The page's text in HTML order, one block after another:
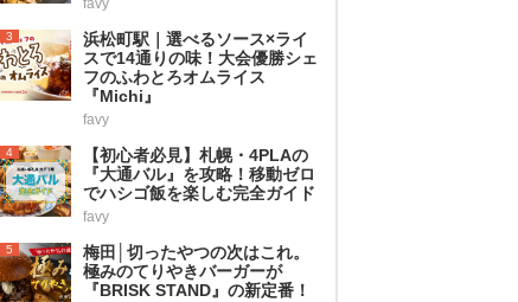
3
浜松町駅｜選べるソース×ライ
スで14通りの味！大会優勝シェ
フのふわとろオムライス
『Michi』
favy
4
【初心者必見】札幌・4PLAの
『大通バル』を攻略！移動ゼロ
でハシゴ飯を楽しむ完全ガイド
favy
5
梅田│切ったやつの次はこれ。
極みのてりやきバーガーが
『BRISK STAND』の新定番！